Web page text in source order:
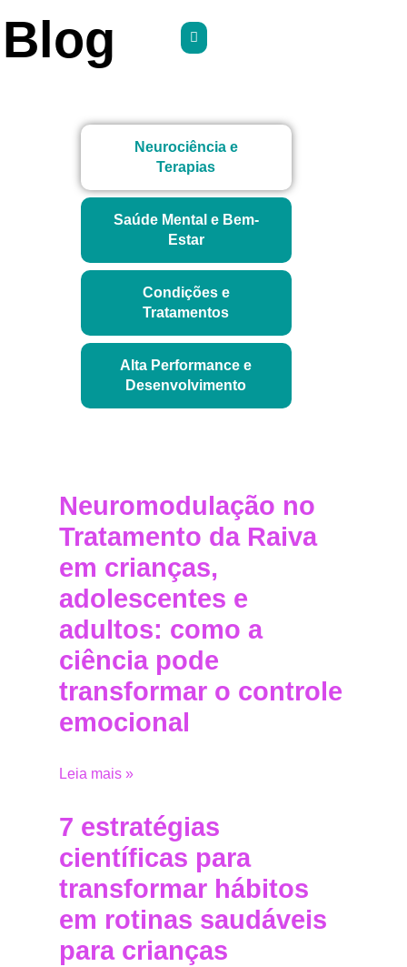
Blog
Neurociência e
Terapias
Saúde Mental e Bem-
Estar
Condições e
Tratamentos
Alta Performance e
Desenvolvimento
Neuromodulação no
Tratamento da Raiva
em crianças,
adolescentes e
adultos: como a
ciência pode
transformar o controle
emocional
Leia mais »
7 estratégias
científicas para
transformar hábitos
em rotinas saudáveis
para crianças